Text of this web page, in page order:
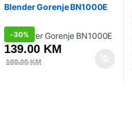
Blender Gorenje BN1000E
-30%
139.00 KM
199.00KM